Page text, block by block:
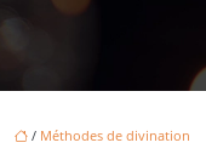
/ Méthodes de divination